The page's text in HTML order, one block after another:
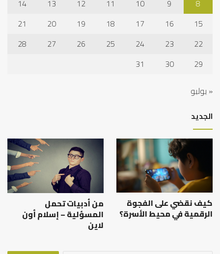
8
9
10
11
12
13
14
15
16
17
18
19
20
21
22
23
24
25
26
27
28
29
30
31
« يوليو
الجديد
كيف نقضي على الفجوة
الرقمية في محيط الأسرة؟
من أدبيات تحمل
المسؤلية – إسلام أون
لاين